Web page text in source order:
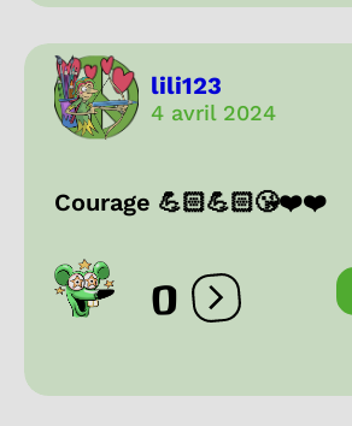
lili123
4 avril 2024
Courage 💪🏻💪🏻😘❤️❤️
0 Ouvrir les